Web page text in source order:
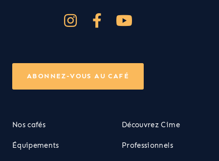
Nos cafés
Équipements
Découvrez Cime
Professionnels
ABONNEZ-VOUS AU CAFÉ